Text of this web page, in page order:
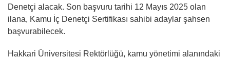
Denetçi alacak. Son başvuru tarihi 12 Mayıs 2025 olan
ilana, Kamu İç Denetçi Sertifikası sahibi adaylar şahsen
başvurabilecek.
Hakkari Üniversitesi Rektörlüğü, kamu yönetimi alanındaki